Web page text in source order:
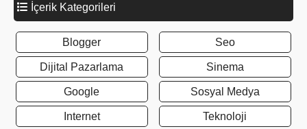
İçerik Kategorileri
Blogger
Dijital Pazarlama
Google
Internet
Seo
Sinema
Sosyal Medya
Teknoloji